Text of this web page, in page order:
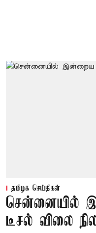
தமிழக செய்திகள்
சென்னையில்
டீசல் விலை